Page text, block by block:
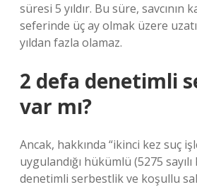
süresi 5 yıldır. Bu süre, savcının
seferinde üç ay olmak üzere
yıldan fazla olamaz.
2 defa denetimli
var mı?
Ancak, hakkında “ikinci kez suç
uygulandığı hükümlü (5275
denetimli serbestlik ve koşullu